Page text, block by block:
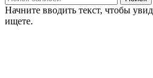
Начните вводить текст, чтобы
ищете.